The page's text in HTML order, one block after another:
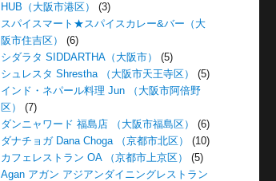
HUB（大阪市港区）
(3)
スパイスマート★スパイスカレー&バー（大
阪市住吉区）
(6)
シダラタ SIDDARTHA（大阪市）
(5)
シュレスタ Shrestha （大阪市天王寺区）
(5)
インド・ネパール料理 Jun （大阪市阿倍野
区）
(7)
ダンニャワード 福島店 （大阪市福島区）
(6)
ダナチョガ Dana Choga （京都市北区）
(10)
カフェレストラン OA （京都市上京区）
(5)
Agan アガン アジアンダイニングレストラン